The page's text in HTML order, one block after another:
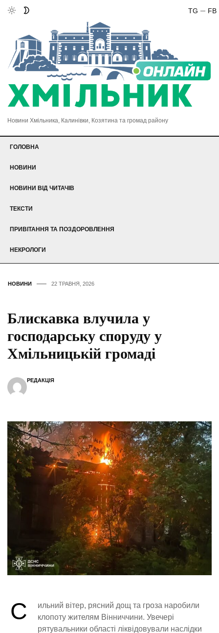
FB
TG
Новини Хмільника, Калинівки, Козятина та громад району
ГОЛОВНА
НОВИНИ
НОВИНИ ВІД ЧИТАЧІВ
ТЕКСТИ
ПРИВІТАННЯ ТА ПОЗДОРОВЛЕННЯ
НЕКРОЛОГИ
НОВИНИ 22 ТРАВНЯ, 2026
Блискавка влучила у
господарську споруду у
Хмільницькій громаді
РЕДАКЦІЯ
С
ильний вітер, рясний дощ та гроза наробили
клопоту жителям Вінниччини. Увечері
рятувальники області ліквідовували наслідки